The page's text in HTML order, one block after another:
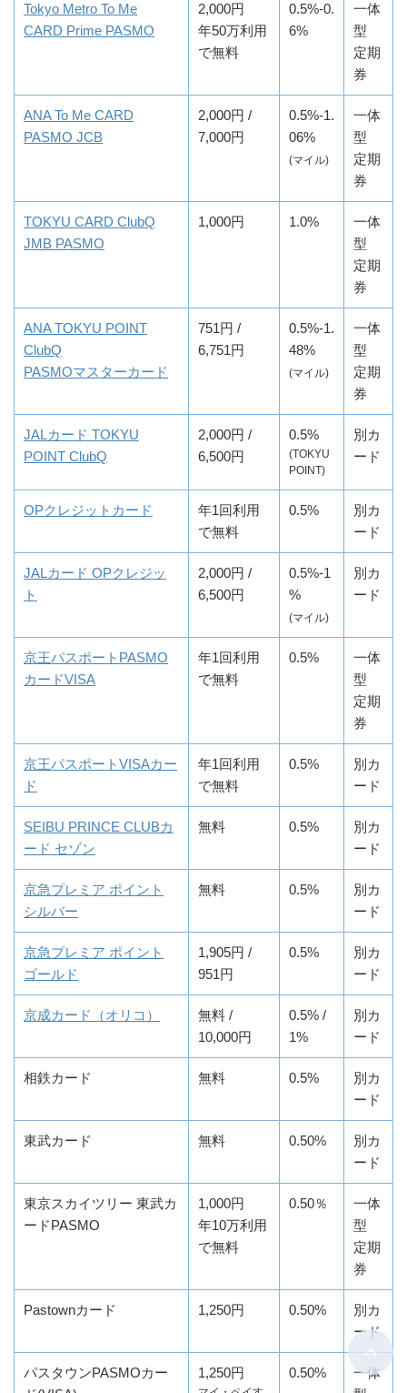
Tokyo Metro To Me
CARD Prime PASMO
2,000円
年50万利用
で無料
0.5%-0.
6%
一体
型
定期
券
ANA To Me CARD
PASMO JCB
2,000円 /
7,000円
0.5%-1.
06%
(マイル)
一体
型
定期
券
TOKYU CARD ClubQ
JMB PASMO
1,000円 1.0%
一体
型
定期
券
ANA TOKYU POINT
ClubQ
PASMOマスターカード
751円 /
6,751円
0.5%-1.
48%
(マイル)
一体
型
定期
券
JALカード TOKYU
POINT ClubQ
2,000円 /
6,500円
0.5%
(TOKYU
POINT)
別カ
ード
OPクレジットカード
年1回利用
で無料
0.5%
別カ
ード
JALカード OPクレジッ
ト
2,000円 /
6,500円
0.5%-1
%
(マイル)
別カ
ード
京王パスポートPASMO
カードVISA
年1回利用
で無料
0.5%
一体
型
定期
券
京王パスポートVISAカー
ド
年1回利用
で無料
0.5%
別カ
ード
SEIBU PRINCE CLUBカ
ード セゾン
無料 0.5%
別カ
ード
京急プレミア ポイント
シルバー
無料 0.5%
別カ
ード
京急プレミア ポイント
ゴールド
1,905円 /
951円
0.5%
別カ
ード
京成カード（オリコ）
無料 /
10,000円
0.5% /
1%
別カ
ード
相鉄カード 無料 0.5%
別カ
ード
東武カード 無料 0.50%
別カ
ード
東京スカイツリー 東武カ
ードPASMO
1,000円
年10万利用
で無料
0.50％
一体
型
定期
券
Pastownカード 1,250円 0.50%
別カ
ード
パスタウンPASMOカー
1,250円 0.50%
一体